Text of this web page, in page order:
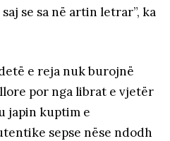
se sa në artin letrar”, ka
e reja nuk burojnë
por nga librat e vjetër
japin kuptim e
sepse nëse ndodh